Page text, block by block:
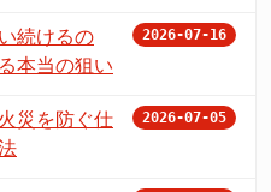
続けるの
本当の狙い
2026-07-16
災を防ぐ仕
2026-07-05